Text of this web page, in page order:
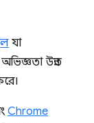
যা
উন্নত
Chrome